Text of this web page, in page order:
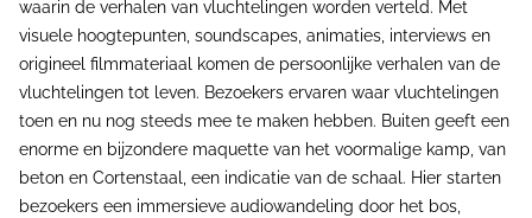
waarin de verhalen van vluchtelingen worden verteld. Met
visuele hoogtepunten, soundscapes, animaties, interviews en
origineel filmmateriaal komen de persoonlijke verhalen van de
vluchtelingen tot leven. Bezoekers ervaren waar vluchtelingen
toen en nu nog steeds mee te maken hebben. Buiten geeft een
enorme en bijzondere maquette van het voormalige kamp, van
beton en Cortenstaal, een indicatie van de schaal. Hier starten
bezoekers een immersieve audiowandeling door het bos,